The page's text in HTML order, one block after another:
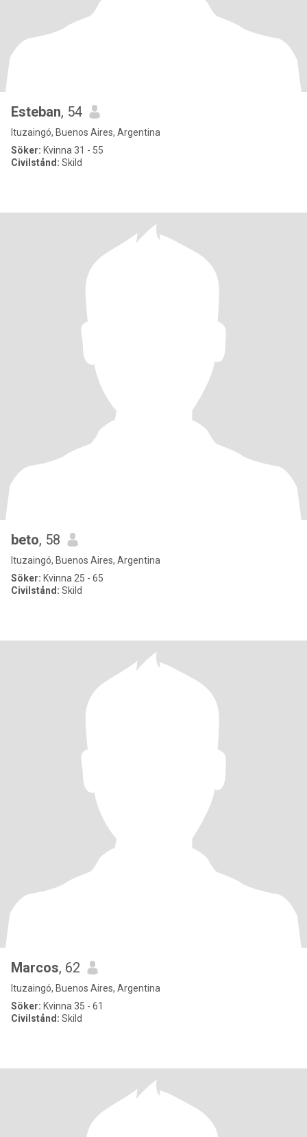
Esteban, 54
Ituzaingó, Buenos Aires, Argentina
Söker: Kvinna 31 - 55
Civilstånd: Skild
beto, 58
Ituzaingó, Buenos Aires, Argentina
Söker: Kvinna 25 - 65
Civilstånd: Skild
Marcos, 62
Ituzaingó, Buenos Aires, Argentina
Söker: Kvinna 35 - 61
Civilstånd: Skild